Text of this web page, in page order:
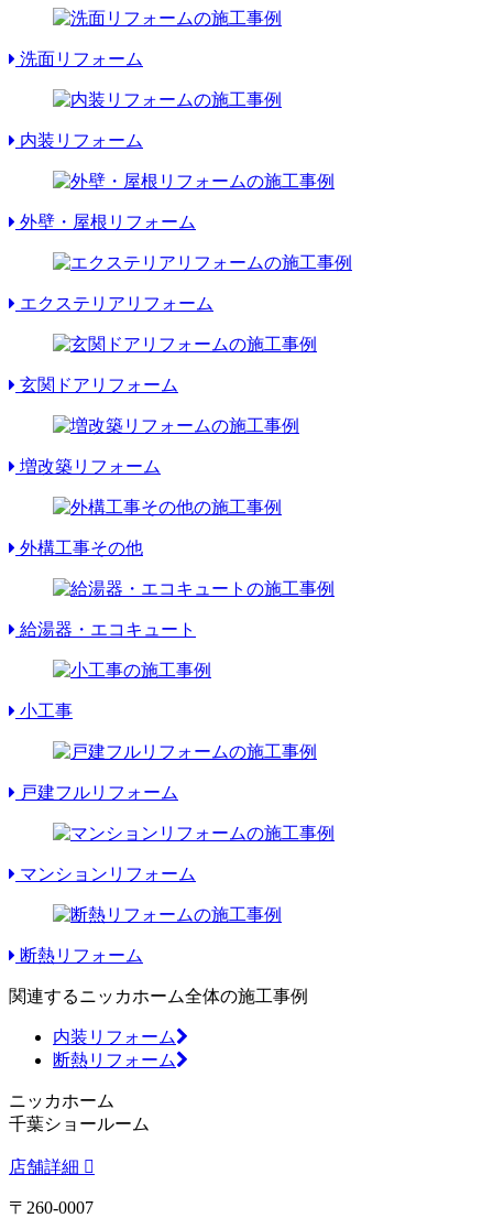
洗面リフォーム
内装リフォーム
外壁・屋根リフォーム
エクステリアリフォーム
玄関ドアリフォーム
増改築リフォーム
外構工事その他
給湯器・エコキュート
小工事
戸建フルリフォーム
マンションリフォーム
断熱リフォーム
関連するニッカホーム全体の施工事例
内装リフォーム
断熱リフォーム
ニッカホーム
千葉ショールーム
店舗詳細
〒260-0007